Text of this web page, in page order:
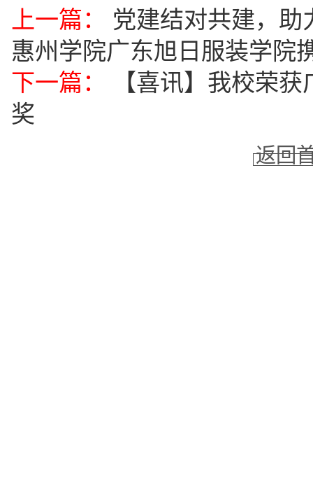
上一篇：
党建结对共建，
惠州学院广东旭日服装学院
下一篇：
【喜讯】我校荣
奖
返回